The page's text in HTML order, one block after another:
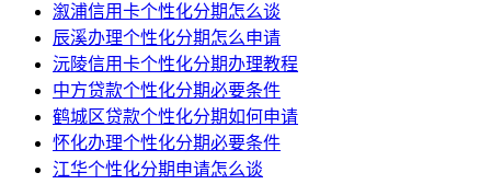
溆浦信用卡个性化分期怎么谈
辰溪办理个性化分期怎么申请
沅陵信用卡个性化分期办理教程
中方贷款个性化分期必要条件
鹤城区贷款个性化分期如何申请
怀化办理个性化分期必要条件
江华个性化分期申请怎么谈